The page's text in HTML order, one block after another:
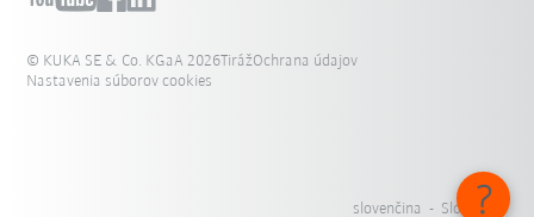
© KUKA SE & Co. KGaA 2026TirážOchrana údajov
Nastavenia súborov cookies
slovenčina - Slovensko